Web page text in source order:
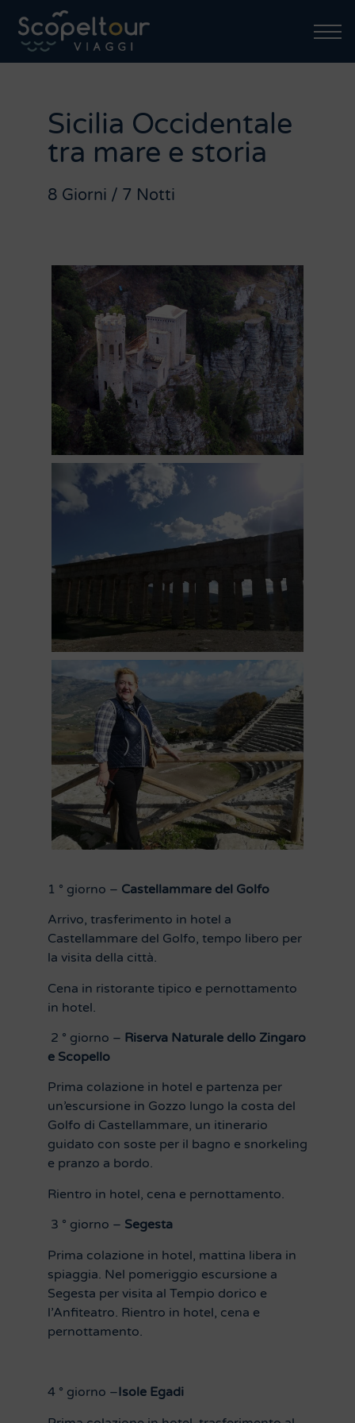
Sicilia Occidentale
tra mare e storia
8 Giorni / 7 Notti
1 ° giorno – Castellammare del Golfo
Arrivo, trasferimento in hotel a
Castellammare del Golfo, tempo libero per
la visita della città.
Cena in ristorante tipico e pernottamento
in hotel.
2 ° giorno – Riserva Naturale dello Zingaro
e Scopello
Prima colazione in hotel e partenza per
un’escursione in Gozzo lungo la costa del
Golfo di Castellammare, un itinerario
guidato con soste per il bagno e snorkeling
e pranzo a bordo.
Rientro in hotel, cena e pernottamento.
3 ° giorno – Segesta
Prima colazione in hotel, mattina libera in
spiaggia. Nel pomeriggio escursione a
Segesta per visita al Tempio dorico e
l’Anfiteatro. Rientro in hotel, cena e
pernottamento.
4 ° giorno –Isole Egadi